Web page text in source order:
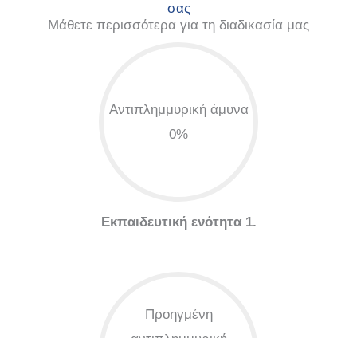
σας
Μάθετε περισσότερα για τη διαδικασία μας
Αντιπλημμυρική άμυνα
0%
Εκπαιδευτική ενότητα 1.
Προηγμένη